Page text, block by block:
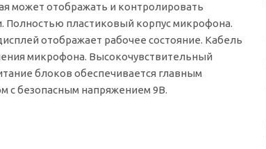
может отображать и контролировать
Полностью пластиковый корпус микрофона.
отображает рабочее состояние. Кабель
микрофона. Высокочувствительный
блоков обеспечивается главным
с безопасным напряжением 9В.